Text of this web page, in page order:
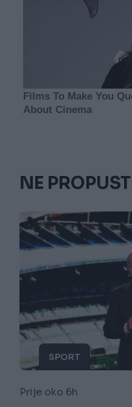
NE
SPORT
Prije oko 6h